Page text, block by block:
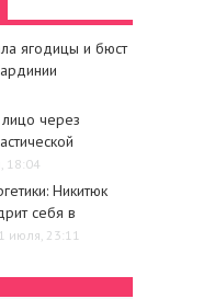
ягодицы и бюст
лицо через
18:04
Никитюк
себя в
июля, 23:11